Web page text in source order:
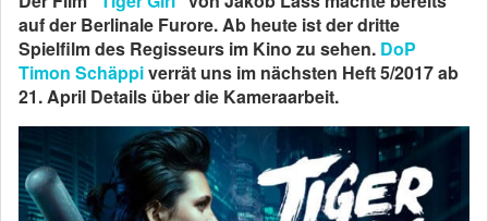
auf der Berlinale Furore. Ab heute ist der dritte
Spielfilm des Regisseurs im Kino zu sehen. DoP
Timon Schäppiverrät uns im nächsten Heft 5/2017 ab
21. April Details über die Kameraarbeit.